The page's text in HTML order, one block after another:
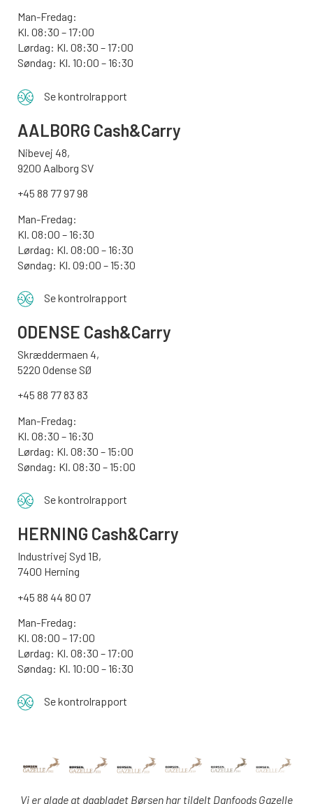
Man-Fredag:
Kl. 08:30 – 17:00
Lørdag: Kl. 08:30 – 17:00
Søndag: Kl. 10:00 – 16:30
Se kontrolrapport
AALBORG Cash&Carry
Nibevej 48,
9200 Aalborg SV
+45 88 77 97 98
Man-Fredag:
Kl. 08:00 – 16:30
Lørdag: Kl. 08:00 – 16:30
Søndag: Kl. 09:00 – 15:30
Se kontrolrapport
ODENSE Cash&Carry
Skræddermaen 4,
5220 Odense SØ
+45 88 77 83 83
Man-Fredag:
Kl. 08:30 – 16:30
Lørdag: Kl. 08:30 – 15:00
Søndag: Kl. 08:30 – 15:00
Se kontrolrapport
HERNING Cash&Carry
Industrivej Syd 1B,
7400 Herning
+45 88 44 80 07
Man-Fredag:
Kl. 08:00 – 17:00
Lørdag: Kl. 08:30 – 17:00
Søndag: Kl. 10:00 – 16:30
Se kontrolrapport
Vi er glade at dagbladet Børsen har tildelt Danfoods Gazelle